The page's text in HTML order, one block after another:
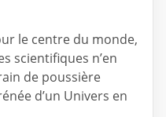
le centre du monde,
scientifiques n’en
de poussière
d’un Univers en